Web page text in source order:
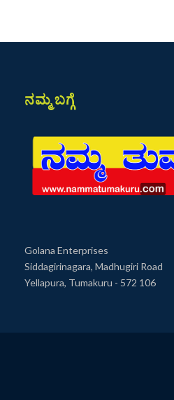
ನಮ್ಮ ಬಗ್ಗೆ
Golana Enterprises
Siddagirinagara, Madhugiri Road
Yellapura, Tumakuru - 572 106